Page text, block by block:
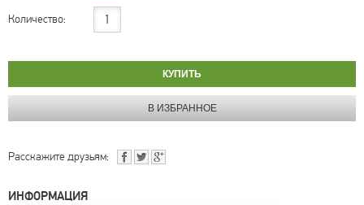
Количество:
Расскажите друзьям:
ИНФОРМАЦИЯ